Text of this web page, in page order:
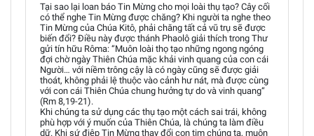
Tại sao lại loan báo Tin Mừng cho mọi loài thụ tạo? Cây cối
có thể nghe Tin Mừng được chăng? Khi người ta nghe theo
Tin Mừng của Chúa Kitô, phải chăng tất cả vũ trụ sẽ được
biến đổi? Điều này được thánh Phaolô giải thích trong Thư
gửi tín hữu Rôma: “Muôn loài thọ tạo những ngong ngóng
đợi chờ ngày Thiên Chúa mặc khải vinh quang của con cái
Người… với niềm trông cậy là có ngày cũng sẽ được giải
thoát, không phải lệ thuộc vào cảnh hư nát, mà được cùng
với con cái Thiên Chúa chung hưởng tự do và vinh quang“
(Rm 8,19-21).
Khi chúng ta sử dụng các thụ tạo một cách sai trái, không
phù hợp với ý muốn của Thiên Chúa, là chúng ta làm điều
dữ. Khi sứ điệp Tin Mừng thay đổi con tim chúng ta, muôn